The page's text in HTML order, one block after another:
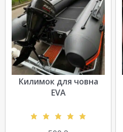
Килимок для човна
EVA